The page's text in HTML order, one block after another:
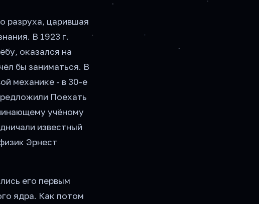
разруха, царившая
В 1923 г.
оказался на
бы заниматься. В
механике - в 30-е
Поехать
учёному
известный
Эрнест
его первым
ядра. Как потом